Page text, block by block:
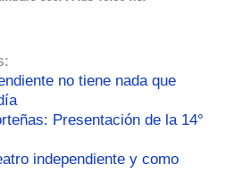
no tiene nada que
Presentación de la 14°
independiente y como